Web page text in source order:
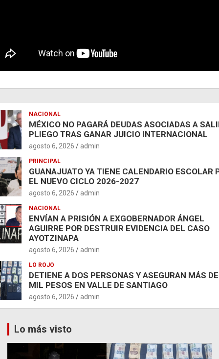
NACIONAL
MÉXICO NO PAGARÁ DEUDAS ASOCIADAS A
PLIEGO TRAS GANAR JUICIO INTERNACIONAL
agosto 6, 2026 admin
PRINCIPAL
GUANAJUATO YA TIENE CALENDARIO ESCOLAR
EL NUEVO CICLO 2026-2027
agosto 6, 2026 admin
NACIONAL
ENVÍAN A PRISIÓN A EXGOBERNADOR ÁNGEL
AGUIRRE POR DESTRUIR EVIDENCIA DEL CASO
AYOTZINAPA
agosto 6, 2026 admin
LO ROJO
DETIENE A DOS PERSONAS Y ASEGURAN MÁS
MIL PESOS EN VALLE DE SANTIAGO
agosto 6, 2026 admin
Lo más visto